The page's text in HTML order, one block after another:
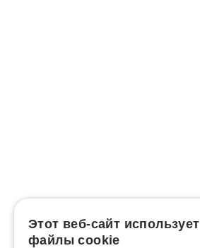
Этот веб-сайт использует
файлы cookie